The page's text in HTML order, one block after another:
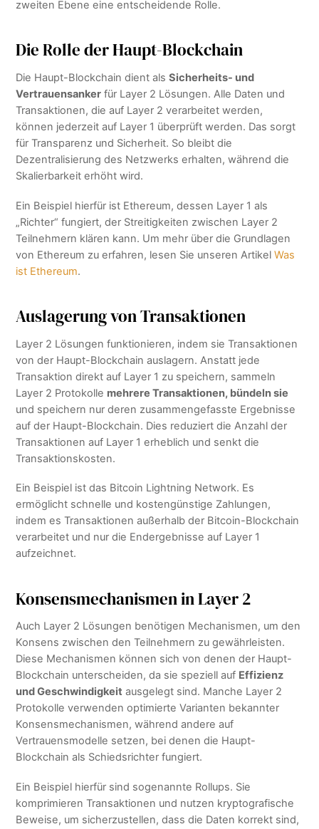
zweiten Ebene eine entscheidende Rolle.
Die Rolle der Haupt-Blockchain
Die Haupt-Blockchain dient alsSicherheits- und
Vertrauensanker für Layer 2 Lösungen. Alle Daten und
Transaktionen, die auf Layer 2 verarbeitet werden,
können jederzeit auf Layer 1 überprüft werden. Das sorgt
für Transparenz und Sicherheit. So bleibt die
Dezentralisierung des Netzwerks erhalten, während die
Skalierbarkeit erhöht wird.
Ein Beispiel hierfür ist Ethereum, dessen Layer 1 als
„Richter“ fungiert, der Streitigkeiten zwischen Layer 2
Teilnehmern klären kann. Um mehr über die Grundlagen
von Ethereum zu erfahren, lesen Sie unseren ArtikelWas
ist Ethereum.
Auslagerung von Transaktionen
Layer 2 Lösungen funktionieren, indem sie Transaktionen
von der Haupt-Blockchain auslagern. Anstatt jede
Transaktion direkt auf Layer 1 zu speichern, sammeln
Layer 2 Protokolle mehrere Transaktionen, bündeln sie
und speichern nur deren zusammengefasste Ergebnisse
auf der Haupt-Blockchain. Dies reduziert die Anzahl der
Transaktionen auf Layer 1 erheblich und senkt die
Transaktionskosten.
Ein Beispiel ist das Bitcoin Lightning Network. Es
ermöglicht schnelle und kostengünstige Zahlungen,
indem es Transaktionen außerhalb der Bitcoin-Blockchain
verarbeitet und nur die Endergebnisse auf Layer 1
aufzeichnet.
Konsensmechanismen in Layer 2
Auch Layer 2 Lösungen benötigen Mechanismen, um den
Konsens zwischen den Teilnehmern zu gewährleisten.
Diese Mechanismen können sich von denen der Haupt-
Blockchain unterscheiden, da sie speziell auf Effizienz
und Geschwindigkeit ausgelegt sind. Manche Layer 2
Protokolle verwenden optimierte Varianten bekannter
Konsensmechanismen, während andere auf
Vertrauensmodelle setzen, bei denen die Haupt-
Blockchain als Schiedsrichter fungiert.
Ein Beispiel hierfür sind sogenannte Rollups. Sie
komprimieren Transaktionen und nutzen kryptografische
Beweise, um sicherzustellen, dass die Daten korrekt sind,